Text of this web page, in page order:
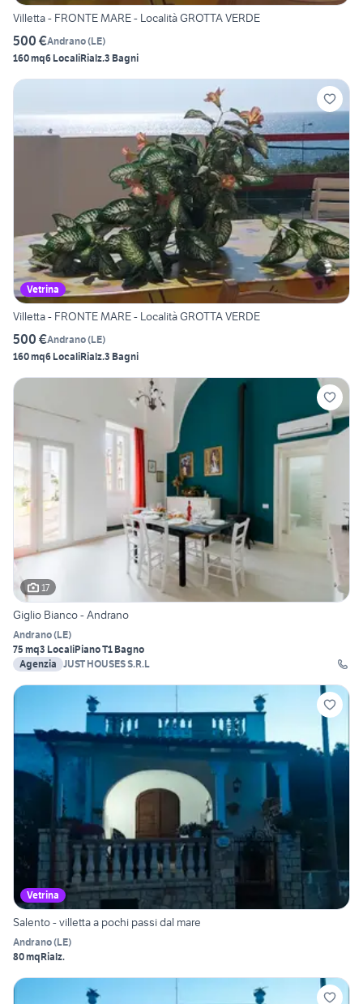
Villetta - FRONTE MARE - Località GROTTA VERDE
500 €Andrano(LE)
160 mq6 LocaliRialz.3 Bagni
Vetrina
Villetta - FRONTE MARE - Località GROTTA VERDE
500 €Andrano(LE)
160 mq6 LocaliRialz.3 Bagni
17
Giglio Bianco - Andrano
Andrano(LE)
75 mq3 LocaliPiano T1 Bagno
Agenzia JUST HOUSES S.R.L
Vetrina
Salento - villetta a pochi passi dal mare
Andrano(LE)
80 mqRialz.